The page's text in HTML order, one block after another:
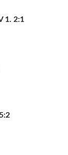
1. 2:1
5:2